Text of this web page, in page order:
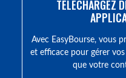
TÉLÉCHARGEZ
Avec EasyBourse, vous
et efficace pour gérer
que votre